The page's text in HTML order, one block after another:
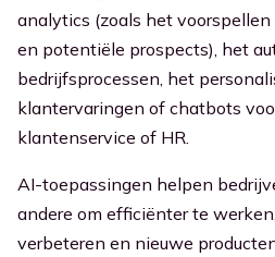
analytics (zoals het
en potentiële prospects), het
bedrijfsprocessen, het
klantervaringen of chatbots
klantenservice of HR.
AI-toepassingen helpen
andere om efficiënter te
verbeteren en nieuwe